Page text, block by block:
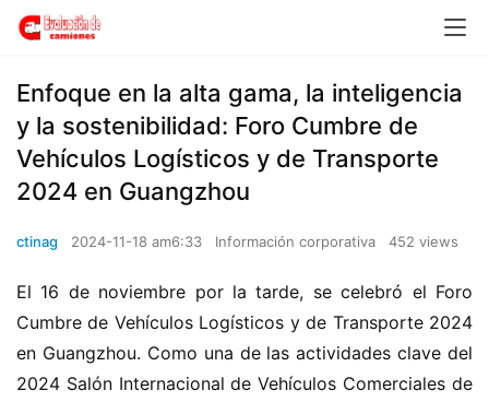
Enfoque en la alta gama, la inteligencia
y la sostenibilidad: Foro Cumbre de
Vehículos Logísticos y de Transporte
2024 en Guangzhou
ctinag 2024-11-18 am6:33 Información corporativa 452 views
El 16 de noviembre por la tarde, se celebró el Foro
Cumbre de Vehículos Logísticos y de Transporte 2024
en Guangzhou. Como una de las actividades clave del
2024 Salón Internacional de Vehículos Comerciales de